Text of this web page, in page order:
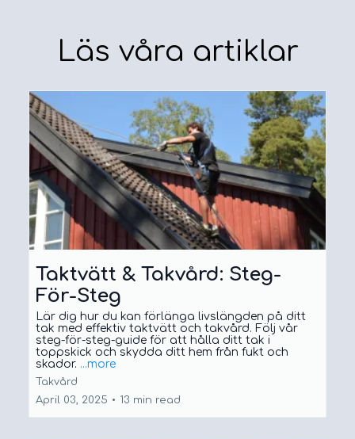
Läs våra artiklar
Taktvätt & Takvård: Steg-
För-Steg
Lär dig hur du kan förlänga livslängden på ditt
tak med effektiv taktvätt och takvård. Följ vår
steg-för-steg-guide för att hålla ditt tak i
toppskick och skydda ditt hem från fukt och
skador. ...more
Takvård
April 03, 2025 • 13 min read